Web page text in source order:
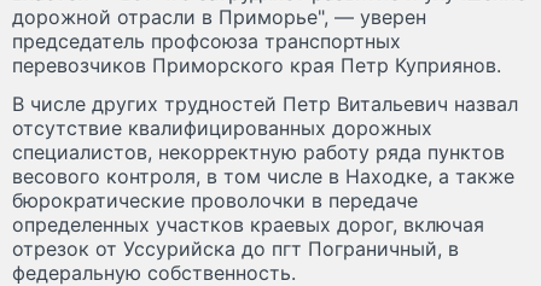
дорожной отрасли в Приморье", — уверен
председатель профсоюза транспортных
перевозчиков Приморского края Петр Куприянов.
В числе других трудностей Петр Витальевич назвал
отсутствие квалифицированных дорожных
специалистов, некорректную работу ряда пунктов
весового контроля, в том числе в Находке, а также
бюрократические проволочки в передаче
определенных участков краевых дорог, включая
отрезок от Уссурийска до пгт Пограничный, в
федеральную собственность.